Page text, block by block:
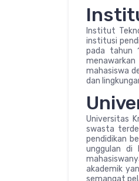
Institut
institusi
pada tahun
mahasiswa
dan
Universitas
swasta
pendidikan
unggulan di
akademik